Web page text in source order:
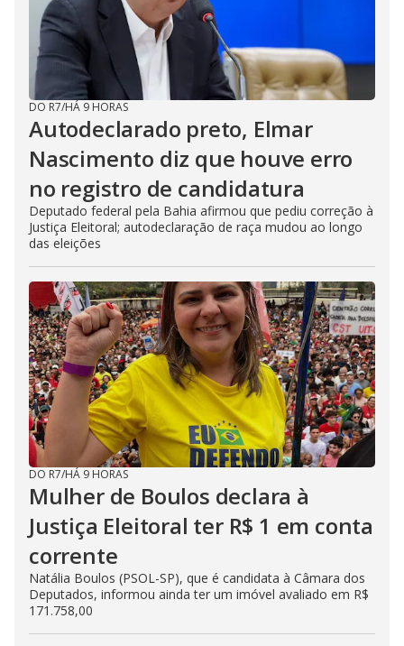
DO R7/HÁ 9 HORAS
Autodeclarado preto, Elmar
Nascimento diz que houve erro
no registro de candidatura
Deputado federal pela Bahia afirmou que pediu correção à
Justiça Eleitoral; autodeclaração de raça mudou ao longo
das eleições
DO R7/HÁ 9 HORAS
Mulher de Boulos declara à
Justiça Eleitoral ter R$ 1 em conta
corrente
Natália Boulos (PSOL-SP), que é candidata à Câmara dos
Deputados, informou ainda ter um imóvel avaliado em R$
171.758,00